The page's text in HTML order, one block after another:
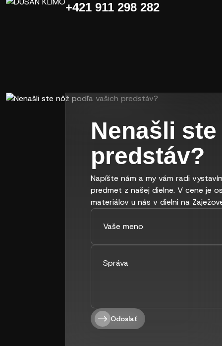
+421 911 298 282
Nenašli
predstáv?
Napíšte nám a my vám radi
predmet z našej dielne. V cene je
materiálov u nás v dielni na
Odoslať